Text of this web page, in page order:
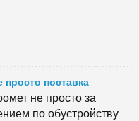
просто поставка
не просто за
по обустройству